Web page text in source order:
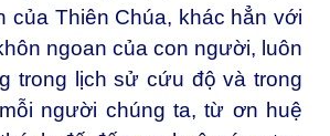
của Thiên Chúa, khác hẳn với
ngoan của con người, luôn
trong lịch sử cứu độ và trong
người chúng ta, từ ơn huệ